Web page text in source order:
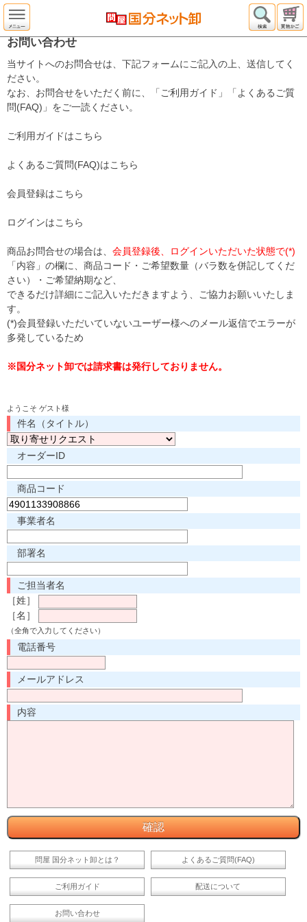
お問い合わせ
当サイトへのお問合せは、下記フォームにご記入の上、送信してく
ださい。
なお、お問合せをいただく前に、「ご利用ガイド」「よくあるご質
問(FAQ)」をご一読ください。
ご利用ガイドはこちら
よくあるご質問(FAQ)はこちら
会員登録はこちら
ログインはこちら
商品お問合せの場合は、 会員登録後、ログインいただいた状態で(*)
「内容」の欄に、商品コード・ご希望数量（バラ数を併記してくだ
さい）・ご希望納期など、
できるだけ詳細にご記入いただきますよう、ご協力お願いいたしま
す。
(*)会員登録いただいていないユーザー様へのメール返信でエラーが
多発しているため
※国分ネット卸では請求書は発行しておりません。
ようこそ ゲスト様
件名（タイトル）
オーダーID
商品コード
事業者名
部署名
ご担当者名
［姓］
［名］
（全角で入力してください）
電話番号
メールアドレス
内容
問屋 国分ネット卸とは？ よくあるご質問(FAQ)
ご利用ガイド 配送について
お問い合わせ